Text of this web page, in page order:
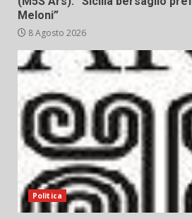
Meloni”
8 Agosto 2026
Politica